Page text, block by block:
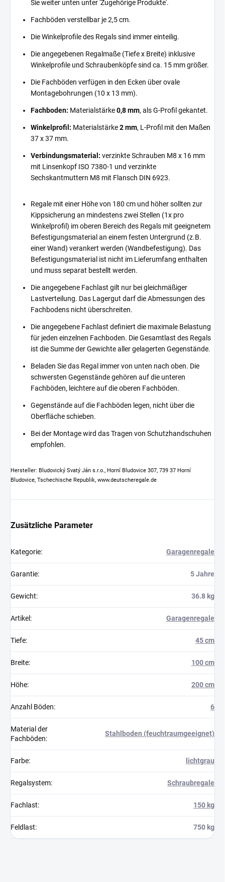
Sie weiter unten unter 'Zugehörige Produkte'.
Fachböden verstellbar je 2,5 cm.
Die Winkelprofile des Regals sind immer einteilig.
Die angegebenen Regalmaße (Tiefe x Breite) inklusive
Winkelprofile und Schraubenköpfe sind ca. 15 mm größer.
Die Fachböden verfügen in den Ecken über ovale
Montagebohrungen (10 x 13 mm).
Fachboden: Materialstärke0,8 mm, als G-Profil gekantet.
Winkelprofil: Materialstärke2 mm, L-Profil mit den Maßen
37 x 37 mm.
Verbindungsmaterial: verzinkte Schrauben M8 x 16 mm
mit Linsenkopf ISO 7380-1 und verzinkte
Sechskantmuttern M8 mit Flansch DIN 6923.
Regale mit einer Höhe von 180 cm und höher sollten zur
Kippsicherung an mindestens zwei Stellen (1x pro
Winkelprofil) im oberen Bereich des Regals mit geeignetem
Befestigungsmaterial an einem festen Untergrund (z.B.
einer Wand) verankert werden (Wandbefestigung). Das
Befestigungsmaterial ist nicht im Lieferumfang enthalten
und muss separat bestellt werden.
Die angegebene Fachlast gilt nur bei gleichmäßiger
Lastverteilung. Das Lagergut darf die Abmessungen des
Fachbodens nicht überschreiten.
Die angegebene Fachlast definiert die maximale Belastung
für jeden einzelnen Fachboden. Die Gesamtlast des Regals
ist die Summe der Gewichte aller gelagerten Gegenstände.
Beladen Sie das Regal immer von unten nach oben. Die
schwersten Gegenstände gehören auf die unteren
Fachböden, leichtere auf die oberen Fachböden.
Gegenstände auf die Fachböden legen, nicht über die
Oberfläche schieben.
Bei der Montage wird das Tragen von Schutzhandschuhen
empfohlen.
Hersteller: Bludovický Svatý Ján s.r.o., Horní Bludovice 307, 739 37 Horní
Bludovice, Tschechische Republik, www.deutscheregale.de
Zusätzliche Parameter
Kategorie: Garagenregale
Garantie: 5 Jahre
Gewicht: 36.8 kg
Artikel : Garagenregale
Tiefe: 45 cm
Breite: 100 cm
Höhe: 200 cm
Anzahl Böden: 6
Material der
Fachböden:
Stahlboden (feuchtraumgeeignet)
Farbe: lichtgrau
Regalsystem: Schraubregale
Fachlast: 150 kg
Feldlast: 750 kg